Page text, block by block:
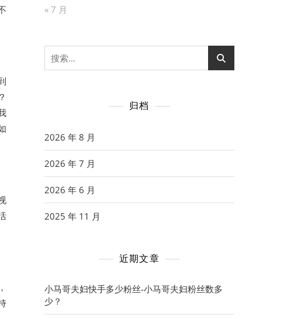
« 7 月
搜
索：
归档
2026 年 8 月
2026 年 7 月
2026 年 6 月
2025 年 11 月
近期文章
小马哥夫妇快手多少粉丝-小马哥夫妇粉丝数多
少？